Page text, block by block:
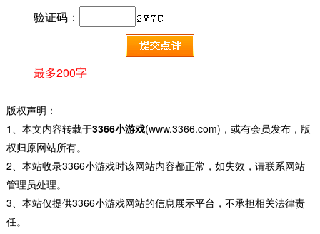
验证码：
最多200字
版权声明：
1、本文内容转载于3366小游戏(www.3366.com)，或有会员发布，版
权归原网站所有。
2、本站收录3366小游戏时该网站内容都正常，如失效，请联系网站
管理员处理。
3、本站仅提供3366小游戏网站的信息展示平台，不承担相关法律责
任。